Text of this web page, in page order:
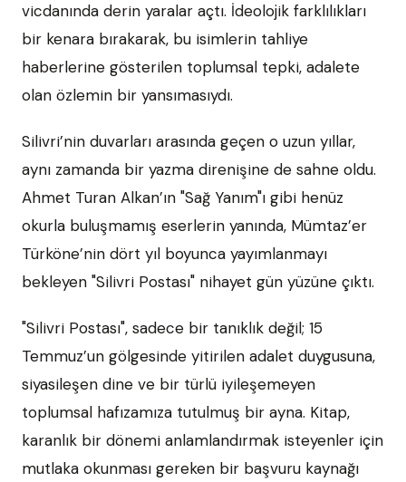
vicdanında derin yaralar açtı. İdeolojik farklılıkları
bir kenara bırakarak, bu isimlerin tahliye
haberlerine gösterilen toplumsal tepki, adalete
olan özlemin bir yansımasıydı.
Silivri’nin duvarları arasında geçen o uzun yıllar,
aynı zamanda bir yazma direnişine de sahne oldu.
Ahmet Turan Alkan’ın "Sağ Yanım"ı gibi henüz
okurla buluşmamış eserlerin yanında, Mümtaz’er
Türköne’nin dört yıl boyunca yayımlanmayı
bekleyen "Silivri Postası" nihayet gün yüzüne çıktı.
"Silivri Postası", sadece bir tanıklık değil; 15
Temmuz’un gölgesinde yitirilen adalet duygusuna,
siyasileşen dine ve bir türlü iyileşemeyen
toplumsal hafızamıza tutulmuş bir ayna. Kitap,
karanlık bir dönemi anlamlandırmak isteyenler için
mutlaka okunması gereken bir başvuru kaynağı